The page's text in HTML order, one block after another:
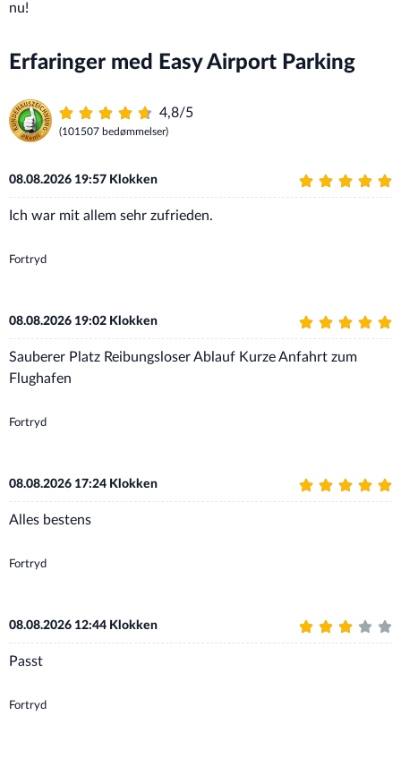
nu!
Erfaringer med Easy Airport Parking
4,8/5
(101507 bedømmelser)
08.08.2026 19:57 Klokken
Ich war mit allem sehr zufrieden.
Fortryd
08.08.2026 19:02 Klokken
Sauberer Platz Reibungsloser Ablauf Kurze Anfahrt zum
Flughafen
Fortryd
08.08.2026 17:24 Klokken
Alles bestens
Fortryd
08.08.2026 12:44 Klokken
Passt
Fortryd